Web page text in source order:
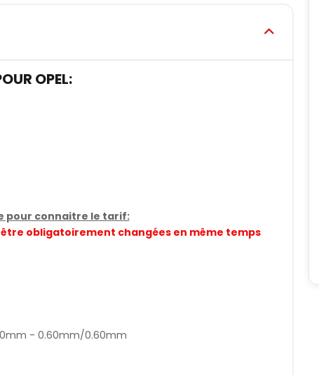
OPEL:
pour connaitre le tarif:
obligatoirement changées en même temps
- 0.60mm/0.60mm